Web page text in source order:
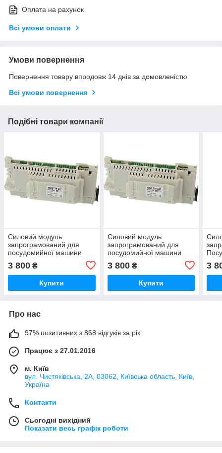
Оплата на рахунок
Всі умови оплати
Умови повернення
Повернення товару впродовж 14 днів за домовленістю
Всі умови повернення
Подібні товари компанії
Силовий модуль
запрограмований для
посудомийної машини
3 800 ₴
Купити
Силовий модуль
запрограмований для
посудомийної машини
3 800₴
Купити
3
Про нас
97% позитивних з 868 відгуків за рік
Працює з 27.01.2016
м. Київ
вул. Чистяківська, 2А, 03062, Київська область, Київ,
Україна
Контакти
Сьогодні вихідний
Показати весь графік роботи